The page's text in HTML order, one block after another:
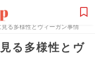
る多様性とヴィーガン事情
る多様性とヴ